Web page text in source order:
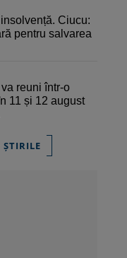
Ciucu:
pentru salvarea
reuni într-o
11 și 12 august
ȘTIRILE